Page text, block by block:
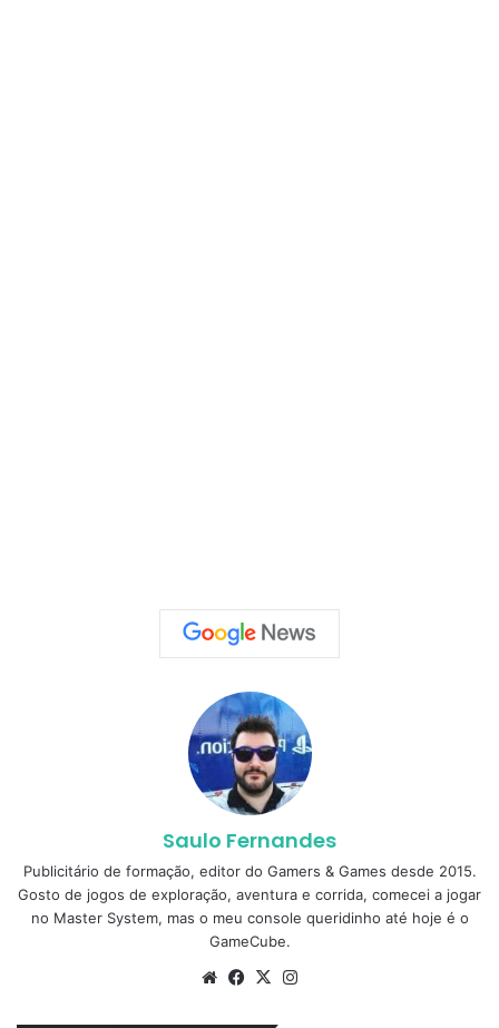
Saulo Fernandes
Publicitário de formação, editor do Gamers & Games desde 2015.
Gosto de jogos de exploração, aventura e corrida, comecei a jogar
no Master System, mas o meu console queridinho até hoje é o
GameCube.
WebsiteFacebook
X